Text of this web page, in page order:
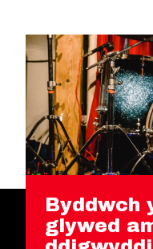
Byddwch
glywed